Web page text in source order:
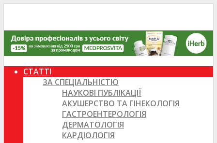
СТАТТІ
ЗА СПЕЦІАЛЬНІСТЮ
НАУКОВІ ПУБЛІКАЦІЇ
АКУШЕРСТВО ТА ГІНЕКОЛОГІЯ
ГАСТРОЕНТЕРОЛОГІЯ
ДЕРМАТОЛОГІЯ
КАРДІОЛОГІЯ